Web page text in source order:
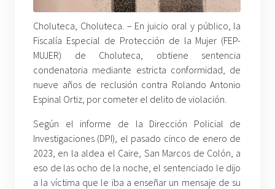
Choluteca, Choluteca. – En juicio oral y público, la
Fiscalía Especial de Protección de la Mujer (FEP-
MUJER) de Choluteca, obtiene sentencia
condenatoria mediante estricta conformidad, de
nueve años de reclusión contra Rolando Antonio
Espinal Ortiz, por cometer el delito de violación.
Según el informe de la Dirección Policial de
Investigaciones (DPI), el pasado cinco de enero de
2023, en la aldea el Caire, San Marcos de Colón, a
eso de las ocho de la noche, el sentenciado le dijo
a la víctima que le iba a enseñar un mensaje de su